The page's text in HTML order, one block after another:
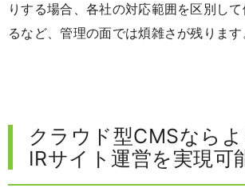
りする場合、各社の対応範囲を区別し
るなど、管理の面では煩雑さが残ります
クラウド型CMSなら
IRサイト運営を実現可